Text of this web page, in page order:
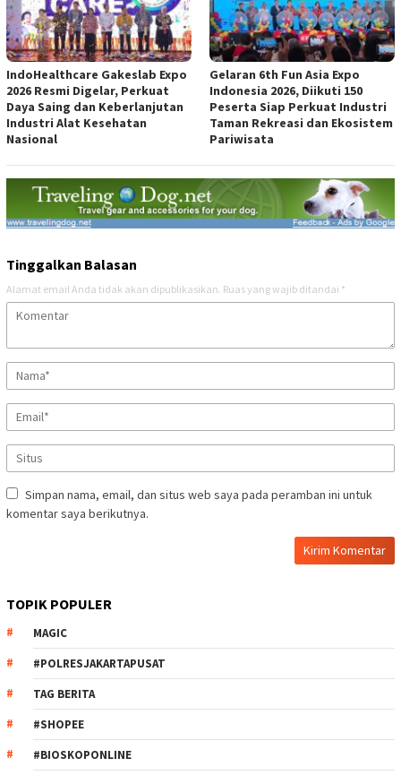
IndoHealthcare Gakeslab Expo
2026 Resmi Digelar, Perkuat
Daya Saing dan Keberlanjutan
Industri Alat Kesehatan
Nasional
Gelaran 6th Fun Asia Expo
Indonesia 2026, Diikuti 150
Peserta Siap Perkuat Industri
Taman Rekreasi dan Ekosistem
Pariwisata
Tinggalkan Balasan
Alamat email Anda tidak akan dipublikasikan. Ruas yang wajib ditandai *
Simpan nama, email, dan situs web saya pada peramban ini untuk
komentar saya berikutnya.
TOPIK POPULER
MAGIC
#POLRESJAKARTAPUSAT
TAG BERITA
#SHOPEE
#BIOSKOPONLINE